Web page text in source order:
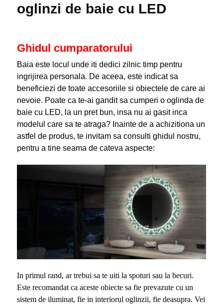
oglinzi de baie cu LED
Ghidul cumparatorului
Baia este locul unde iti dedici zilnic timp pentru
ingrijirea personala. De aceea, este indicat sa
beneficiezi de toate accesoriile si obiectele de care ai
nevoie. Poate ca te-ai gandit sa cumperi o oglinda de
baie cu LED, la un pret bun, insa nu ai gasit inca
modelul care sa te atraga? Inainte de a achizitiona un
astfel de produs, te invitam sa consulti ghidul nostru,
pentru a tine seama de cateva aspecte:
In primul rand, ar trebui sa te uiti la spoturi sau la becuri.
Este recomandat ca aceste obiecte sa fie prevazute cu un
sistem de iluminat, fie in interiorul oglinzii, fie deasupra. Vei